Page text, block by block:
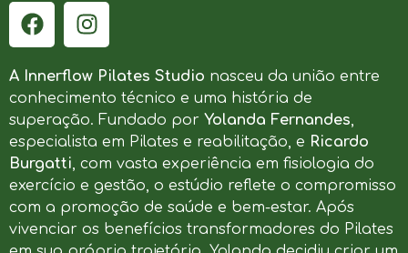
A Innerflow Pilates Studio nasceu da união entre
conhecimento técnico e uma história de
superação. Fundado por Yolanda Fernandes,
especialista em Pilates e reabilitação, e Ricardo
Burgatti, com vasta experiência em fisiologia do
exercício e gestão, o estúdio reflete o compromisso
com a promoção de saúde e bem-estar. Após
vivenciar os benefícios transformadores do Pilates